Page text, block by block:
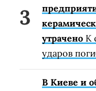
утрачено К
ударов
В Киеве и